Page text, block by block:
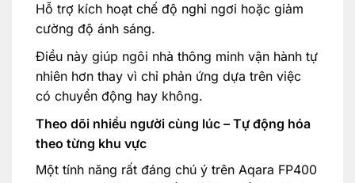
Hỗ trợ kích hoạt chế độ nghỉ ngơi hoặc giảm
cường độ ánh sáng.
Điều này giúp ngôi nhà thông minh vận hành tự
nhiên hơn thay vì chỉ phản ứng dựa trên việc
có chuyển động hay không.
Theo dõi nhiều người cùng lúc – Tự động hóa
theo từng khu vực
Một tính năng rất đáng chú ý trên Aqara FP400